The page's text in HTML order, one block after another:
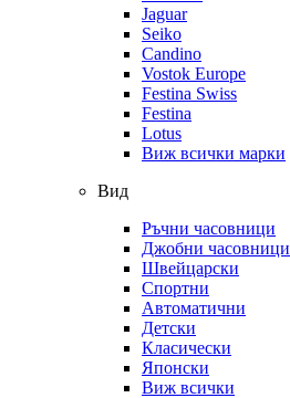
Jaguar
Seiko
Candino
Vostok Europe
Festina Swiss
Festina
Lotus
Виж всички марки
Вид
Ръчни часовници
Джобни часовници
Швейцарски
Спортни
Автоматични
Детски
Класически
Японски
Виж всички